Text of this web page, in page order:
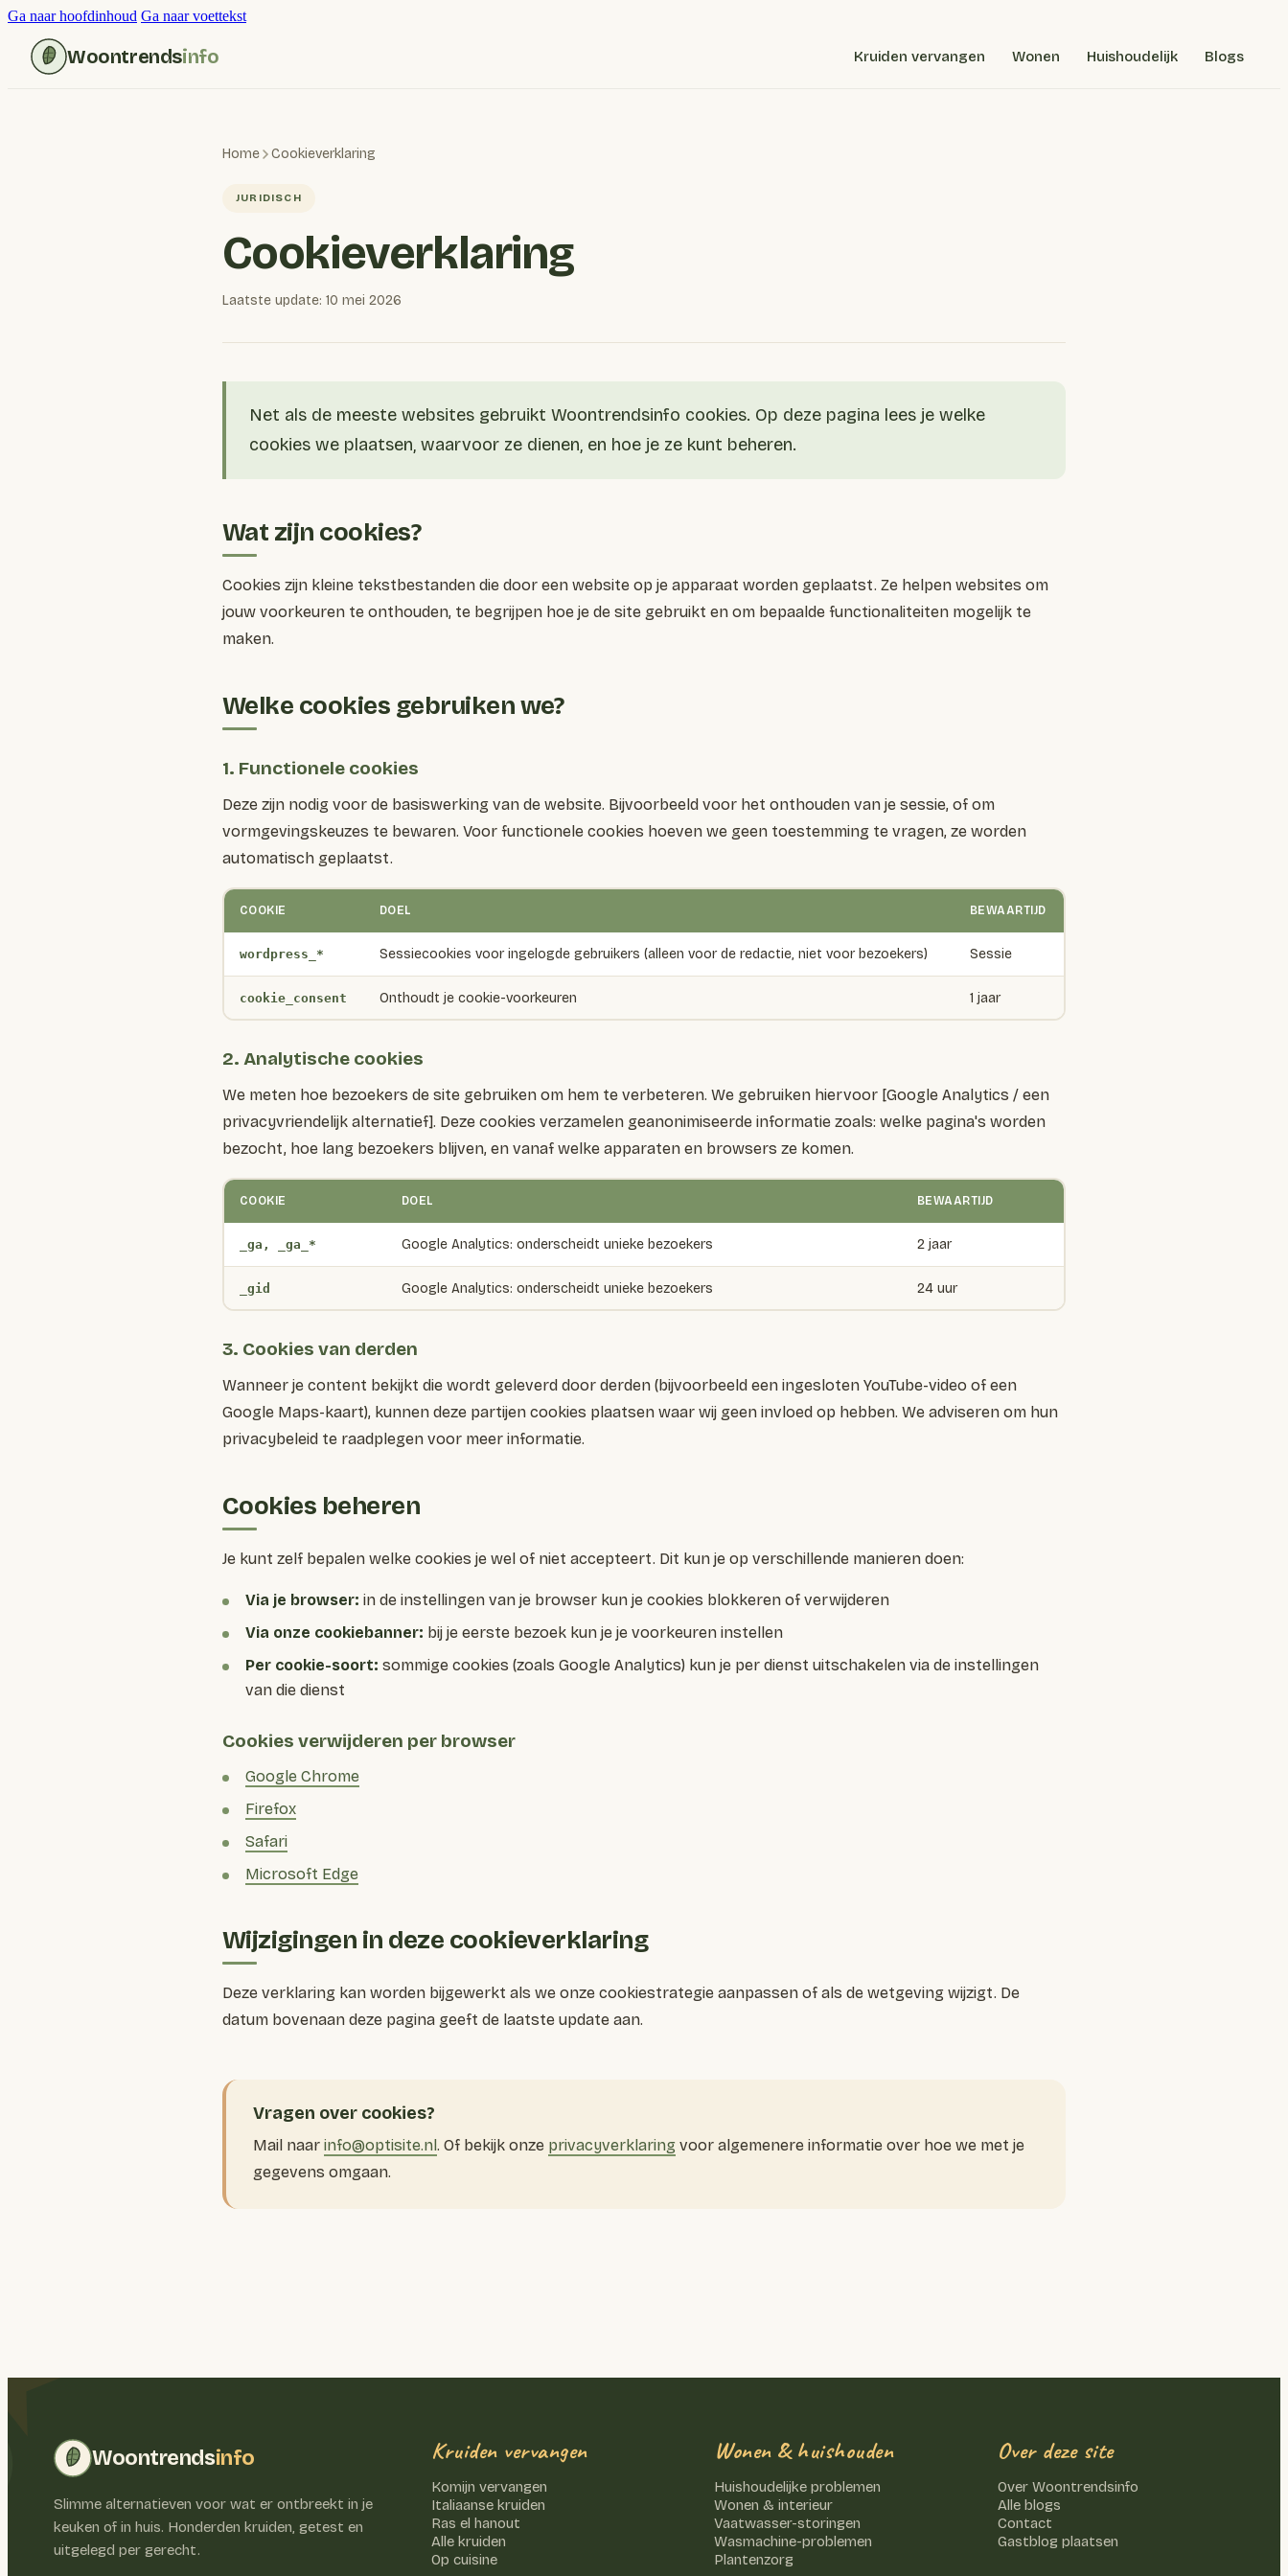
Ga naar hoofdinhoud Ga naar voettekst
Woontrendsinfo Kruiden vervangen Wonen Huishoudelijk Blogs
Home Cookieverklaring
JURIDISCH
Cookieverklaring
Laatste update: 10 mei 2026
Net als de meeste websites gebruikt Woontrendsinfo cookies. Op deze pagina lees je welke
cookies we plaatsen, waarvoor ze dienen, en hoe je ze kunt beheren.
Wat zijn cookies?
Cookies zijn kleine tekstbestanden die door een website op je apparaat worden geplaatst. Ze helpen websites om
jouw voorkeuren te onthouden, te begrijpen hoe je de site gebruikt en om bepaalde functionaliteiten mogelijk te
maken.
Welke cookies gebruiken we?
1. Functionele cookies
Deze zijn nodig voor de basiswerking van de website. Bijvoorbeeld voor het onthouden van je sessie, of om
vormgevingskeuzes te bewaren. Voor functionele cookies hoeven we geen toestemming te vragen, ze worden
automatisch geplaatst.
COOKIE DOEL BEWAARTIJD
wordpress_* Sessiecookies voor ingelogde gebruikers (alleen voor de redactie, niet voor bezoekers) Sessie
cookie_consent Onthoudt je cookie-voorkeuren 1 jaar
2. Analytische cookies
We meten hoe bezoekers de site gebruiken om hem te verbeteren. We gebruiken hiervoor [Google Analytics / een
privacyvriendelijk alternatief]. Deze cookies verzamelen geanonimiseerde informatie zoals: welke pagina's worden
bezocht, hoe lang bezoekers blijven, en vanaf welke apparaten en browsers ze komen.
COOKIE DOEL BEWAARTIJD
_ga, _ga_* Google Analytics: onderscheidt unieke bezoekers 2 jaar
_gid Google Analytics: onderscheidt unieke bezoekers 24 uur
3. Cookies van derden
Wanneer je content bekijkt die wordt geleverd door derden (bijvoorbeeld een ingesloten YouTube-video of een
Google Maps-kaart), kunnen deze partijen cookies plaatsen waar wij geen invloed op hebben. We adviseren om hun
privacybeleid te raadplegen voor meer informatie.
Cookies beheren
Je kunt zelf bepalen welke cookies je wel of niet accepteert. Dit kun je op verschillende manieren doen:
Via je browser: in de instellingen van je browser kun je cookies blokkeren of verwijderen
Via onze cookiebanner: bij je eerste bezoek kun je je voorkeuren instellen
Per cookie-soort: sommige cookies (zoals Google Analytics) kun je per dienst uitschakelen via de instellingen
van die dienst
Cookies verwijderen per browser
Google Chrome
Firefox
Safari
Microsoft Edge
Wijzigingen in deze cookieverklaring
Deze verklaring kan worden bijgewerkt als we onze cookiestrategie aanpassen of als de wetgeving wijzigt. De
datum bovenaan deze pagina geeft de laatste update aan.
Vragen over cookies?
Mail naar info@optisite.nl. Of bekijk onze privacyverklaring voor algemenere informatie over hoe we met je
gegevens omgaan.
Woontrendsinfo
Slimme alternatieven voor wat er ontbreekt in je
keuken of in huis. Honderden kruiden, getest en
uitgelegd per gerecht.
Kruiden vervangen
Komijn vervangen
Italiaanse kruiden
Ras el hanout
Alle kruiden
Op cuisine
Wonen & huishouden
Huishoudelijke problemen
Wonen & interieur
Vaatwasser-storingen
Wasmachine-problemen
Plantenzorg
Over deze site
Over Woontrendsinfo
Alle blogs
Contact
Gastblog plaatsen